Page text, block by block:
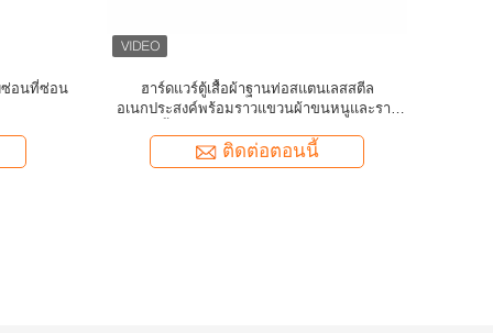
อมต่อ 90
SUS304/316 อุปกรณ์เสริมบันได
ติดต่อตอนนี้